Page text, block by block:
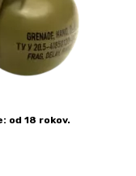
od 18 rokov.